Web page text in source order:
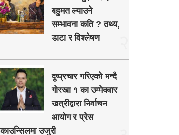
बहुमत ल्याउने
सम्भावना कति ? तथ्य,
डाटा र विश्लेषण
दुष्प्रचार गरिएको भन्दै
गोरखा १ का उम्मेदवार
खत्रीद्वारा निर्वाचन
आयोग र प्रेस
काउन्सिलमा उजुरी